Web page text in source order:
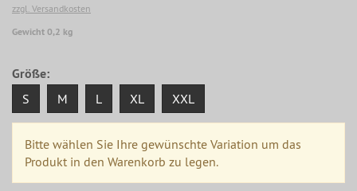
zzgl. Versandkosten
Gewicht 0,2 kg
Größe:
S M L XL XXL
Bitte wählen Sie Ihre gewünschte Variation um das
Produkt in den Warenkorb zu legen.